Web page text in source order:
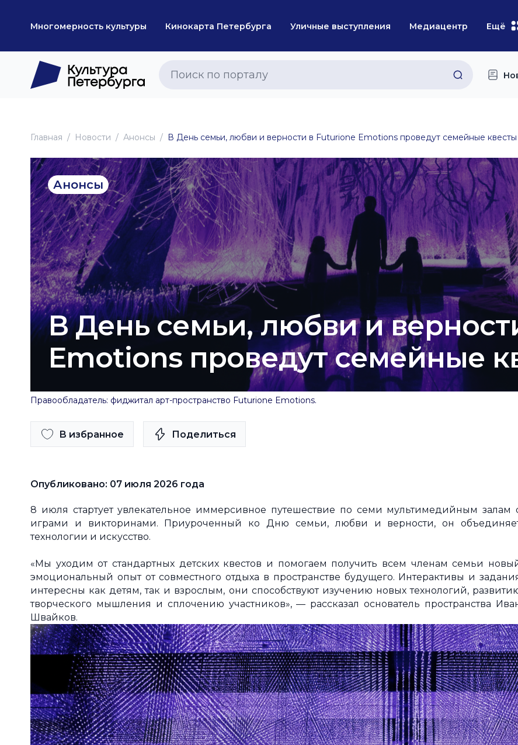
Многомерность культуры Кинокарта Петербурга Уличные выступления Медиацентр Ещё
Главная Новоcти Анонсы В День семьи, любви и верности в Futurione Emotions проведут семейные квесты
Анонсы
В День семьи, любви и
Emotions проведут семейные
Правообладатель: фиджитал арт-пространство Futurione Emotions.
В избранное Поделиться
Опубликовано: 07 июля 2026 года
8 июля стартует увлекательное иммерсивное путешествие по семи мультимедийным залам
играми и викторинами. Приуроченный ко Дню семьи, любви и верности, он
технологии и искусство.
«Мы уходим от стандартных детских квестов и помогаем получить всем членам семьи
эмоциональный опыт от совместного отдыха в пространстве будущего. Интерактивы и
интересны как детям, так и взрослым, они способствуют изучению новых технологий,
творческого мышления и сплочению участников», — рассказал основатель пространства
Швайков.